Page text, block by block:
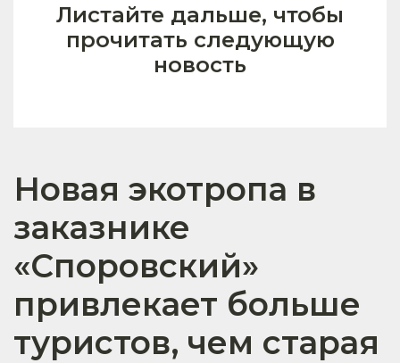
Листайте дальше, чтобы
прочитать следующую
новость
Новая экотропа в
заказнике
«Споровский»
привлекает больше
туристов, чем старая